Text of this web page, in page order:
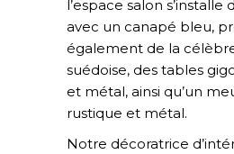
l’espace salon
avec un canapé bleu,
également de la
suédoise, des tables
et métal, ainsi qu’un
rustique et métal.
Notre décoratrice